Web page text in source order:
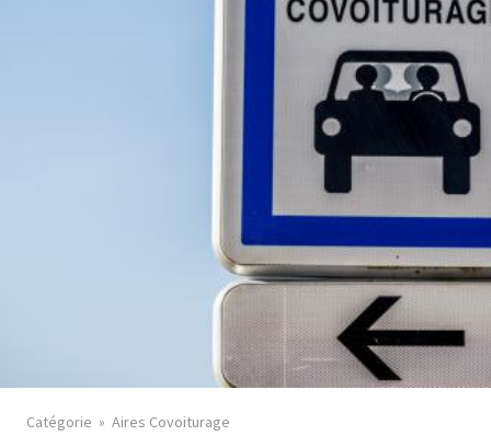
Catégorie Aires Covoiturage